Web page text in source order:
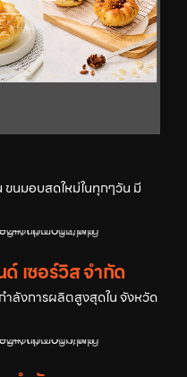
ขนมอบสดใหม่ในทุกๆวัน มี
เซอร์วิส จำกัด
งการผลิตสูงสุดใน จังหวัด